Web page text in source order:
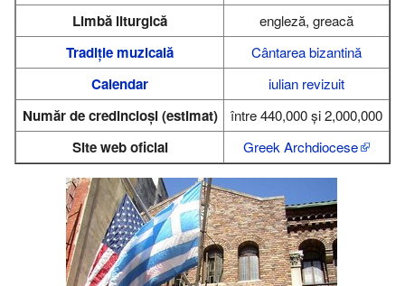
Limbă liturgică engleză, greacă
Tradiție muzicală Cântarea bizantină
Calendar iulian revizuit
Număr de credincioși (estimat) între 440,000 şi 2,000,000
Site web oficial Greek Archdiocese